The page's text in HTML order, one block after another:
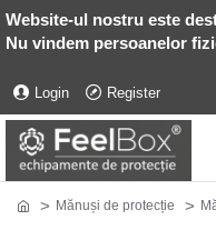
Website-ul nostru este
Nu vindem persoanelor
Login Register
Mănuși de protecție